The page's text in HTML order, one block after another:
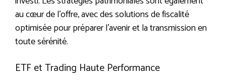
au cœur de l’offre, avec des solutions de fiscalité
optimisée pour préparer l’avenir et la transmission en
toute sérénité.
ETF et Trading Haute Performance